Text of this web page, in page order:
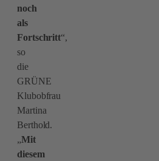
noch
als
Fortschritt“,
so
die
GRÜNE
Klubobfrau
Martina
Berthold.
„Mit
diesem